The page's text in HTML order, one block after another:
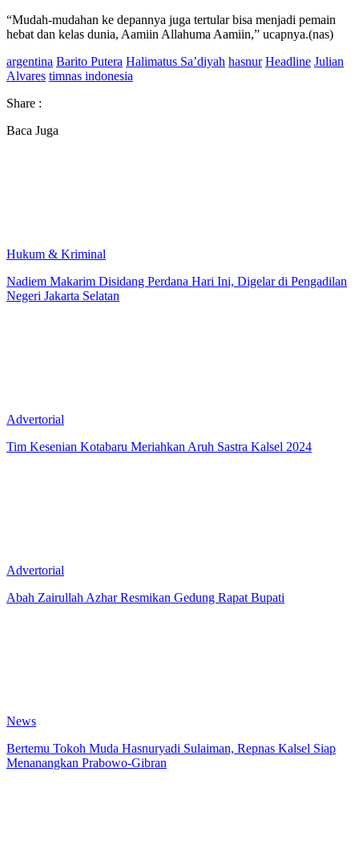
“Mudah-mudahan ke depannya juga tertular bisa menjadi pemain
hebat dan kelas dunia, Aamiin Allahuma Aamiin,” ucapnya.(nas)
argentina Barito Putera Halimatus Sa’diyah hasnur Headline Julian
Alvares timnas indonesia
Share :
Baca Juga
Hukum & Kriminal
Nadiem Makarim Disidang Perdana Hari Ini, Digelar di Pengadilan
Negeri Jakarta Selatan
Advertorial
Tim Kesenian Kotabaru Meriahkan Aruh Sastra Kalsel 2024
Advertorial
Abah Zairullah Azhar Resmikan Gedung Rapat Bupati
News
Bertemu Tokoh Muda Hasnuryadi Sulaiman, Repnas Kalsel Siap
Menanangkan Prabowo-Gibran